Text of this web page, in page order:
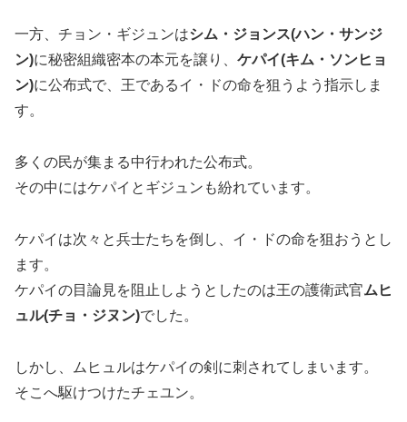
一方、チョン・ギジュンはシム・ジョンス(ハン・サンジ
ン)に秘密組織密本の本元を譲り、 ケパイ(キム・ソンヒョ
ン)に公布式で、王であるイ・ドの命を狙うよう指示しま
す。
多くの民が集まる中行われた公布式。
その中にはケパイとギジュンも紛れています。
ケパイは次々と兵士たちを倒し、イ・ドの命を狙おうとし
ます。
ケパイの目論見を阻止しようとしたのは王の護衛武官ムヒ
ュル(チョ・ジヌン)でした。
しかし、ムヒュルはケパイの剣に刺されてしまいます。
そこへ駆けつけたチェユン。